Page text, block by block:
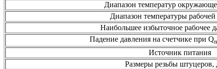
Диапазон температур
Диапазон температуры
Наибольшее избыточное рабочее
Падение давления на счетчике при Q
Источник питания
Размеры резьбы